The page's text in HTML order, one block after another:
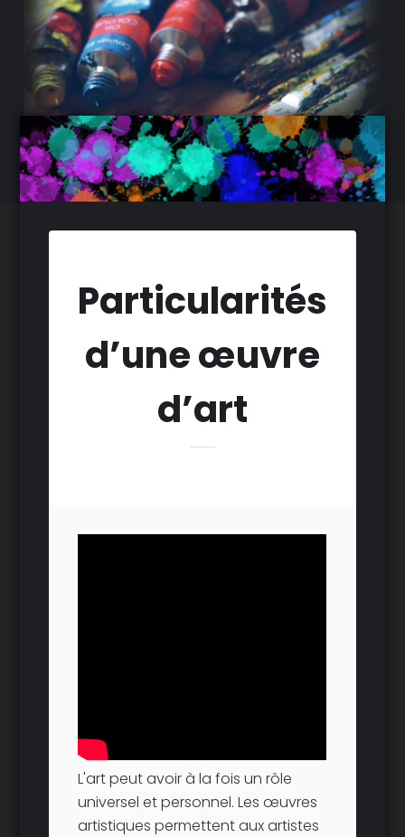
Particularités
d’une œuvre
d’art
L'art peut avoir à la fois un rôle
universel et personnel. Les œuvres
artistiques permettent aux artistes